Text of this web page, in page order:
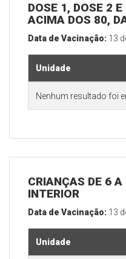
DOSE 1, DOSE 2
ACIMA DOS 80,
Data de Vacinação: 13
Unidade
Nenhum resultado foi
CRIANÇAS DE 6
INTERIOR
Data de Vacinação: 13
Unidade